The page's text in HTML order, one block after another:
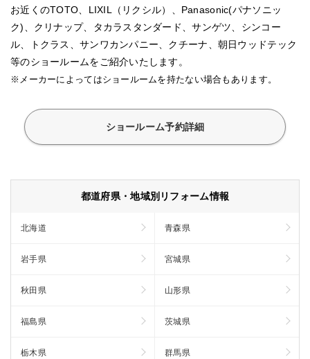
お近くのTOTO、LIXIL（リクシル）、Panasonic(パナソニッ
ク)、クリナップ、タカラスタンダード、サンゲツ、シンコー
ル、トクラス、サンワカンパニー、クチーナ、朝日ウッドテック
等のショールームをご紹介いたします。
※メーカーによってはショールームを持たない場合もあります。
ショールーム予約詳細
都道府県・地域別リフォーム情報
北海道 青森県
岩手県 宮城県
秋田県 山形県
福島県 茨城県
栃木県 群馬県